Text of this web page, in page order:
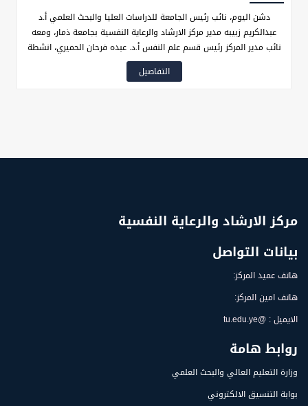
دشن اليوم، نائب رئيس الجامعة للدراسات العليا والبحث العلمي أ.د
عبدالكريم زبيبه مدير مركز الارشاد والرعاية النفسية بجامعة ذمار، ومعه
نائب مدير المركز رئيس قسم علم النفس أ.د. عبده فرحان الحميري، انشطة
اكتوبر من كل عام، تضمنت هذه الأنشطة زيارة المخيم الطبي النفسي
التفاصيل
مركز الارشاد والرعاية النفسية
بيانات التواصل
هاتف عميد المركز:
هاتف امين المركز:
الايميل : @tu.edu.ye
روابط هامة
وزارة التعليم العالي والبحث العلمي
بوابة التنسيق الالكتروني